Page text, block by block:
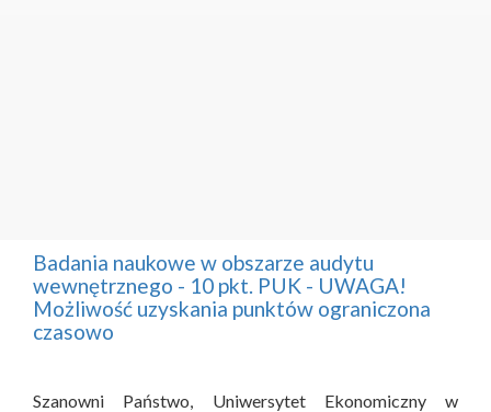
Badania naukowe w obszarze audytu
wewnętrznego - 10 pkt. PUK - UWAGA!
Możliwość uzyskania punktów ograniczona
czasowo
Szanowni Państwo, Uniwersytet Ekonomiczny w